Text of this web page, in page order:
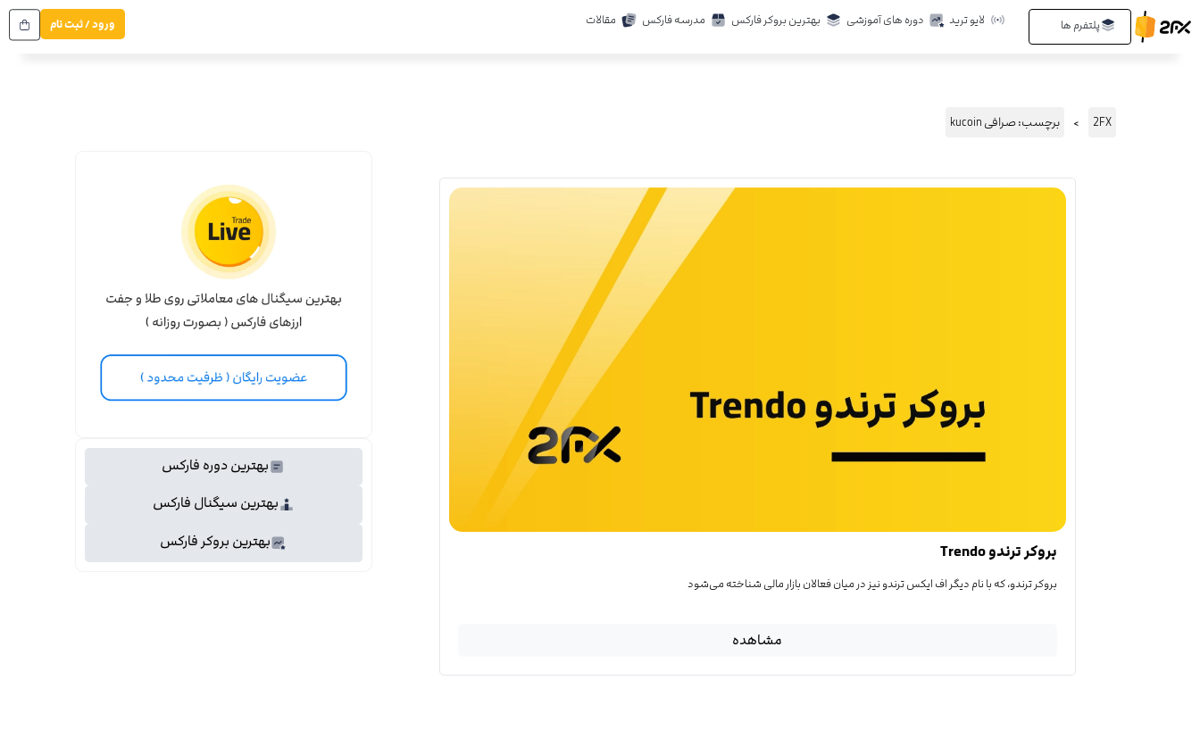
به
پلتفرم ها لایو ترید دوره های آموزشی بهترین بروکر فارکس مدرسه فارکس مقالات ورود / ثبت نام
2FX برچسب: صرافی kucoin
بروکر ترندو Trendo
بروکر ترندو، که با نام دیگر اف ایکس ترندو نیز در میان فعالان بازار مالی شناخته می‌شود
مشاهده
بهترین دوره فارکس
بهترین سیگنال فارکس
بهترین بروکر فارکس